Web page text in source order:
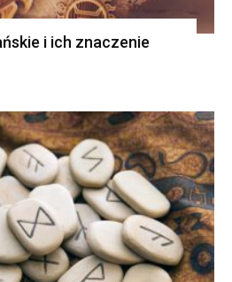
i ich znaczenie